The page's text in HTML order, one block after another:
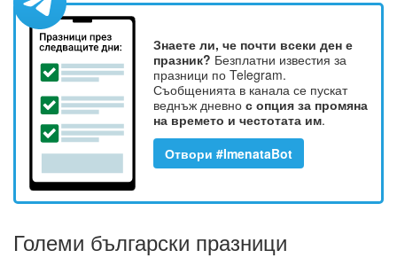
Знаете ли, че почти всеки ден е
празник? Безплатни известия за
празници по Telegram.
Съобщенията в канала се пускат
веднъж дневно с опция за промяна
на времето и честотата им.
Отвори #ImenataBot
Големи български празници